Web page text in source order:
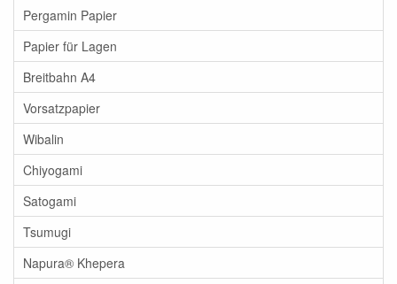
Pergamin Papier
Papier für Lagen
Breitbahn A4
Vorsatzpapier
Wibalin
Chiyogami
Satogami
Tsumugi
Napura® Khepera